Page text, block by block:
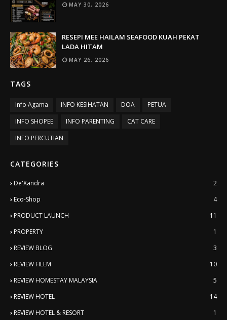
MAY 30, 2026
RESEPI MEE HAILAM SEAFOOD KUAH PEKAT
LADA HITAM
MAY 26, 2026
TAGS
Info Agama INFO KESIHATAN DOA
PETUA
INFO SHOPEE
INFO PARENTING
CAT CARE
INFO PERCUTIAN
CATEGORIES
De'Xandra
2
Eco-Shop
4
PRODUCT LAUNCH
11
PROPERTY
1
REVIEW BLOG
3
REVIEW FILEM
10
REVIEW HOMESTAY MALAYSIA
5
REVIEW HOTEL
14
REVIEW HOTEL & RESORT
1